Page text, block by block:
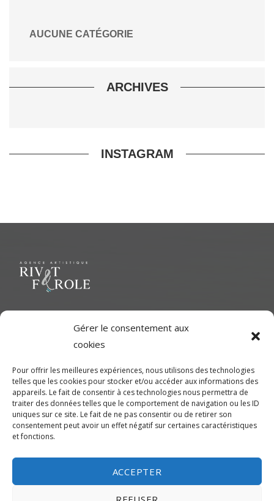
Gérer le consentement aux
cookies
Pour offrir les meilleures expériences, nous utilisons des technologies
telles que les cookies pour stocker et/ou accéder aux informations des
appareils. Le fait de consentir à ces technologies nous permettra de
traiter des données telles que le comportement de navigation ou les ID
uniques sur ce site. Le fait de ne pas consentir ou de retirer son
consentement peut avoir un effet négatif sur certaines caractéristiques
et fonctions.
ACCEPTER
AUCUNE CATÉGORIE
ARCHIVES
INSTAGRAM
pour contribuer à une richesse dans le milieu cinématographique
et d'aider les artistes à développer leur plein potentiel.
CONTACTEZ-NOUS
Montréal
450-245-7475 (sans frais de Montréal) ou 514-655-9191
info@rivetferole.com